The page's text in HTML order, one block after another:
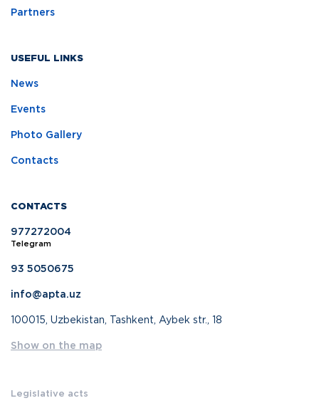
Partners
USEFUL LINKS
News
Events
Photo Gallery
Contacts
CONTACTS
977272004
Telegram
93 5050675
info@apta.uz
100015, Uzbekistan, Tashkent, Aybek str., 18
Show on the map
Legislative acts